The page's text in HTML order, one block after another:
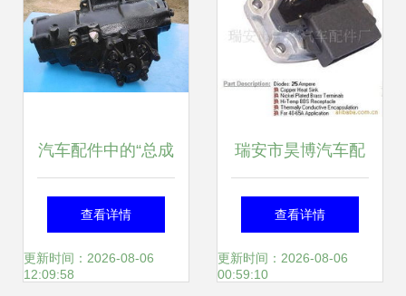
汽车配件中的“总成
都”是什么意思？
——以汽车内饰件
查看详情
更新时间：2026-08-06
12:09:58
瑞安市昊博汽车配
件厂
查看详情
更新时间：2026-08-06
00:59:10